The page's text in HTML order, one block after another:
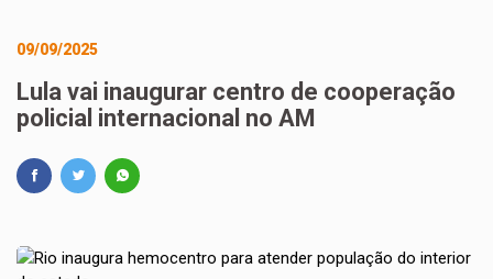
09/09/2025
Lula vai inaugurar centro de cooperação
policial internacional no AM